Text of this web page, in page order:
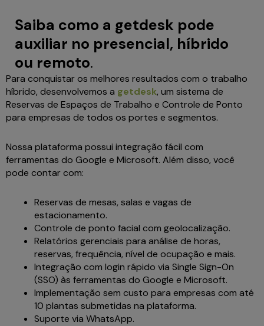
Saiba como a getdesk pode
auxiliar no presencial, híbrido
ou remoto.
Para conquistar os melhores resultados com o trabalho
híbrido, desenvolvemos a getdesk, um sistema de
Reservas de Espaços de Trabalho e Controle de Ponto
para empresas de todos os portes e segmentos.
Nossa plataforma possui integração fácil com
ferramentas do Google e Microsoft. Além disso, você
pode contar com:
Reservas de mesas, salas e vagas de
estacionamento.
Controle de ponto facial com geolocalização.
Relatórios gerenciais para análise de horas,
reservas, frequência, nível de ocupação e mais.
Integração com login rápido via Single Sign-On
(SSO) às ferramentas do Google e Microsoft.
Implementação sem custo para empresas com até
10 plantas submetidas na plataforma.
Suporte via WhatsApp.